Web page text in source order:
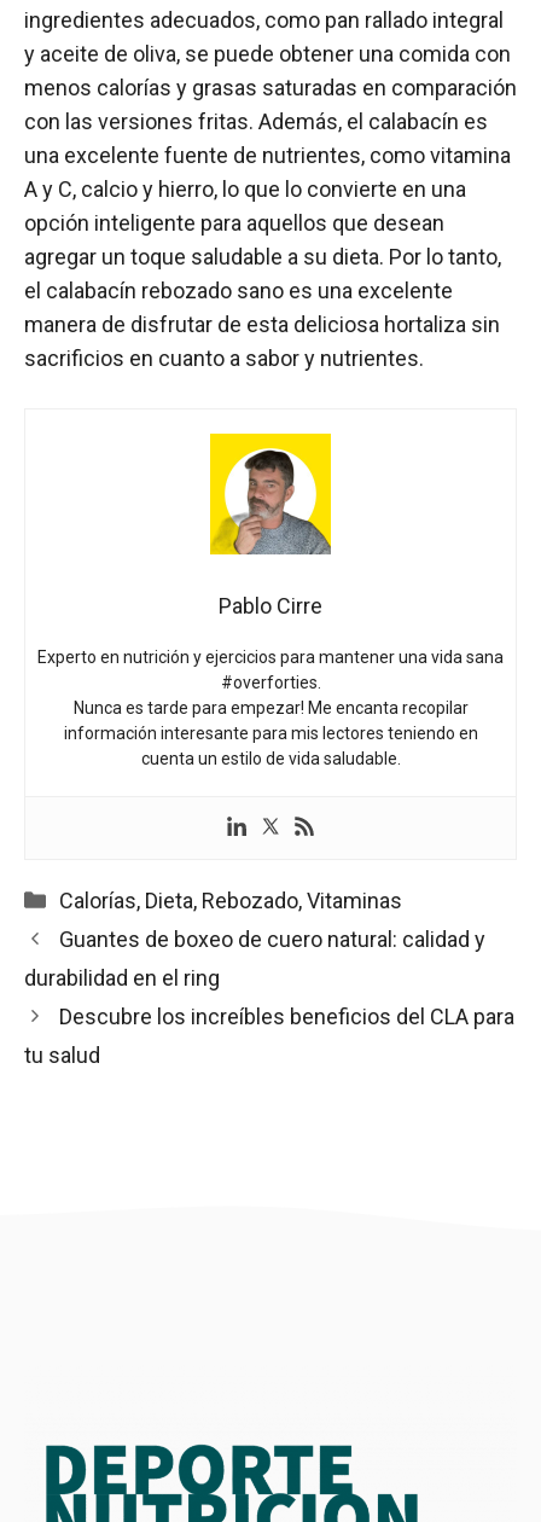
ingredientes adecuados, como pan rallado integral
y aceite de oliva, se puede obtener una comida con
menos calorías y grasas saturadas en comparación
con las versiones fritas. Además, el calabacín es
una excelente fuente de nutrientes, como vitamina
A y C, calcio y hierro, lo que lo convierte en una
opción inteligente para aquellos que desean
agregar un toque saludable a su dieta. Por lo tanto,
el calabacín rebozado sano es una excelente
manera de disfrutar de esta deliciosa hortaliza sin
sacrificios en cuanto a sabor y nutrientes.
Pablo Cirre
Experto en nutrición y ejercicios para mantener una vida sana
#overforties.
Nunca es tarde para empezar! Me encanta recopilar
información interesante para mis lectores teniendo en
cuenta un estilo de vida saludable.
Categorías
Calorías, Dieta, Rebozado,Vitaminas
Guantes de boxeo de cuero natural: calidad y
durabilidad en el ring
Descubre los increíbles beneficios del CLA para
tu salud